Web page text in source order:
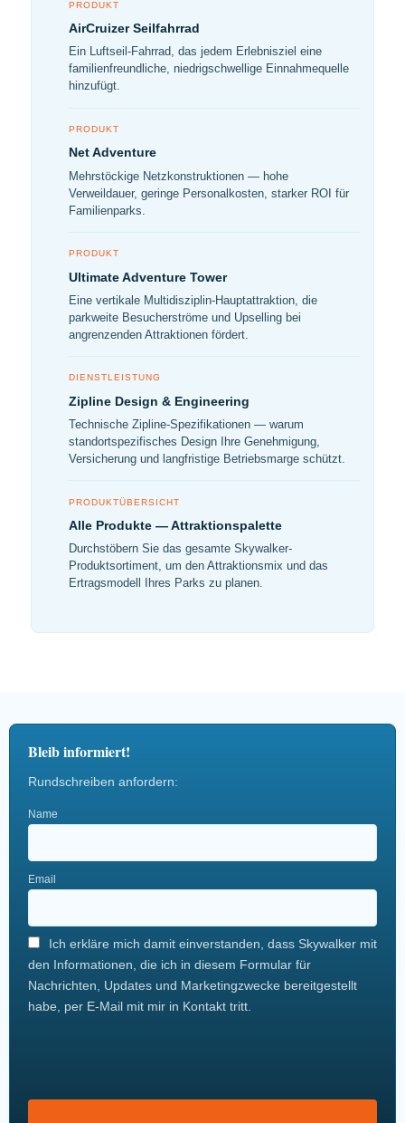
PRODUKT
AirCruizer Seilfahrrad
Ein Luftseil-Fahrrad, das jedem Erlebnisziel eine
familienfreundliche, niedrigschwellige Einnahmequelle
hinzufügt.
PRODUKT
Net Adventure
Mehrstöckige Netzkonstruktionen — hohe
Verweildauer, geringe Personalkosten, starker ROI für
Familienparks.
PRODUKT
Ultimate Adventure Tower
Eine vertikale Multidisziplin-Hauptattraktion, die
parkweite Besucherströme und Upselling bei
angrenzenden Attraktionen fördert.
DIENSTLEISTUNG
Zipline Design & Engineering
Technische Zipline-Spezifikationen — warum
standortspezifisches Design Ihre Genehmigung,
Versicherung und langfristige Betriebsmarge schützt.
PRODUKTÜBERSICHT
Alle Produkte — Attraktionspalette
Durchstöbern Sie das gesamte Skywalker-
Produktsortiment, um den Attraktionsmix und das
Ertragsmodell Ihres Parks zu planen.
Bleib informiert!
Rundschreiben anfordern:
Name
Email
Ich erkläre mich damit einverstanden, dass Skywalker mit
den Informationen, die ich in diesem Formular für
Nachrichten, Updates und Marketingzwecke bereitgestellt
habe, per E-Mail mit mir in Kontakt tritt.